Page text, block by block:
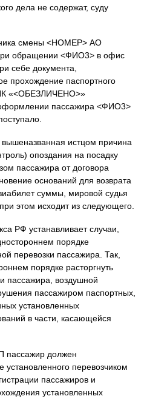
дела не содержат, суду
смены <НОМЕР> АО
обращении <ФИО3> в офис
себе документа,
прохождение паспортного
«<ОБЕЗЛИЧЕНО>»
пассажира <ФИО3>
истцом причина
опоздания на посадку
пассажира от договора
оснований для возврата
суммы, мировой судья
этом исходит из следующего.
РФ устанавливает случаи,
порядке
перевозки пассажира. Так,
порядке расторгнуть
пассажира, воздушной
пассажиром паспортных,
установленных
в части, касающейся
пассажир должен
установленного перевозчиком
пассажиров и
установленных